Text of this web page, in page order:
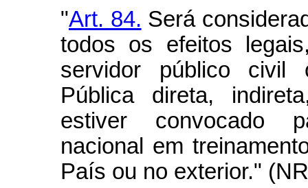
"Art. 84. Será
todos os efeitos
servidor público civil
Pública direta,
estiver convocado
nacional em
País ou no exterior."